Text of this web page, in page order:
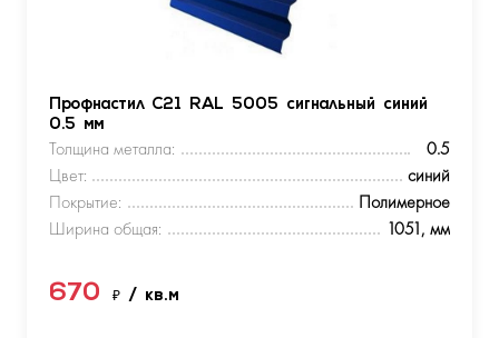
Профнастил С21 RAL 5005 сигнальный синий
0.5 мм
Толщина металла:
0.5
Цвет:
синий
Покрытие:
Полимерное
Ширина общая:
1051, мм
670 ₽ / кв.м